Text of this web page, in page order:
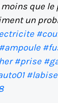
que le
un
#ampoule
#prise
#labise